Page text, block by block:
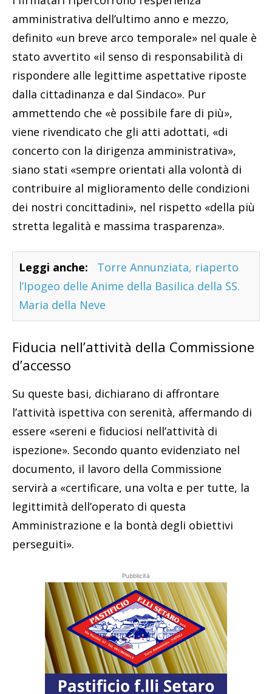
amministrativa dell’ultimo anno e mezzo,
definito «un breve arco temporale» nel quale è
stato avvertito «il senso di responsabilità di
rispondere alle legittime aspettative riposte
dalla cittadinanza e dal Sindaco». Pur
ammettendo che «è possibile fare di più»,
viene rivendicato che gli atti adottati, «di
concerto con la dirigenza amministrativa»,
siano stati «sempre orientati alla volontà di
contribuire al miglioramento delle condizioni
dei nostri concittadini», nel rispetto «della più
stretta legalità e massima trasparenza».
Leggi anche:
Torre Annunziata, riaperto
l’Ipogeo delle Anime della Basilica della SS.
Maria della Neve
Fiducia nell’attività della Commissione
d’accesso
Su queste basi, dichiarano di affrontare
l’attività ispettiva con serenità, affermando di
essere «sereni e fiduciosi nell’attività di
ispezione». Secondo quanto evidenziato nel
documento, il lavoro della Commissione
servirà a «certificare, una volta e per tutte, la
legittimità dell’operato di questa
Amministrazione e la bontà degli obiettivi
perseguiti».
Pubblicità